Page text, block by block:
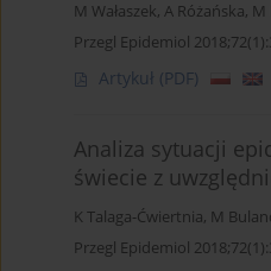
M Wałaszek, A Różańska, M
Przegl Epidemiol
Artykuł (PDF)
Analiza sytuacji
świecie z
K Talaga-Ćwiertnia, M
Przegl Epidemiol